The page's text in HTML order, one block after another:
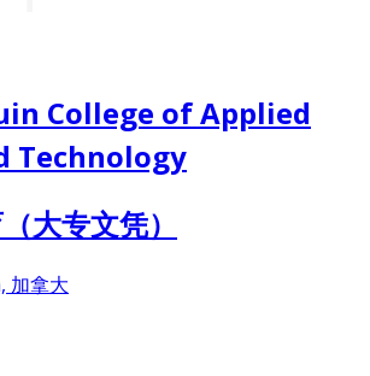
College of Applied
Technology
大专文凭）
加拿大